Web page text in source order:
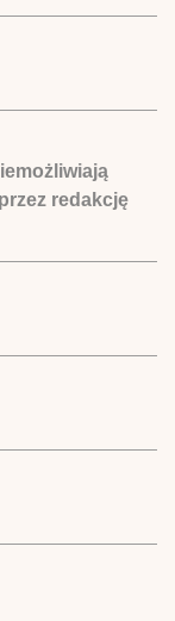
redakcję